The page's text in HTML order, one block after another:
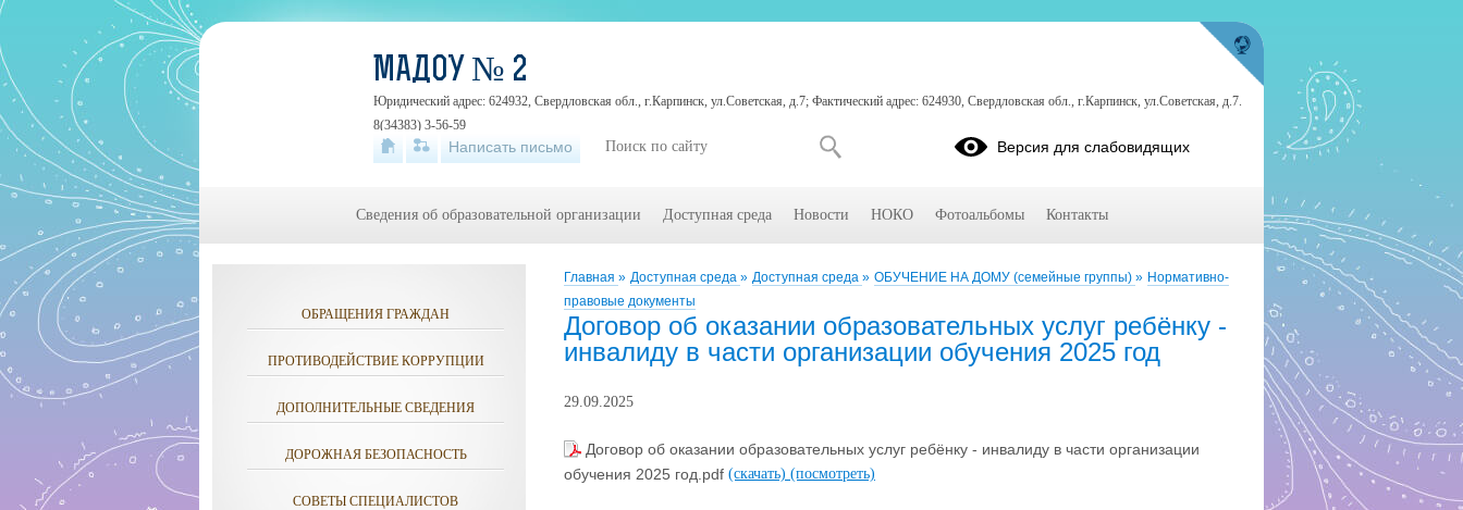
Главная » Доступная среда » Доступная среда » ОБУЧЕНИЕ НА ДОМУ (семейные группы) » Нормативно-
правовые документы
Договор об оказании образовательных услуг ребёнку -
инвалиду в части организации обучения 2025 год
29.09.2025
Договор об оказании образовательных услуг ребёнку - инвалиду в части организации
обучения 2025 год.pdf (скачать) (посмотреть)
ОБРАЩЕНИЯ ГРАЖДАН
ПРОТИВОДЕЙСТВИЕ КОРРУПЦИИ
ДОПОЛНИТЕЛЬНЫЕ СВЕДЕНИЯ
ДОРОЖНАЯ БЕЗОПАСНОСТЬ
СОВЕТЫ СПЕЦИАЛИСТОВ
МАДОУ № 2
Юридический адрес: 624932, Свердловская обл., г.Карпинск, ул.Советская, д.7; Фактический адрес: 624930, Свердловская обл., г.Карпинск, ул.Советская, д.7.
8(34383) 3-56-59
Написать письмо Версия для слабовидящих
Сведения об образовательной организации Доступная среда Новости НОКО Фотоальбомы Контакты